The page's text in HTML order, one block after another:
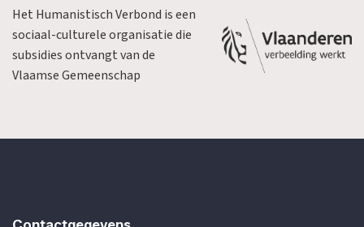
Het Humanistisch Verbond is een
sociaal-culturele organisatie die
subsidies ontvangt van de
Vlaamse Gemeenschap